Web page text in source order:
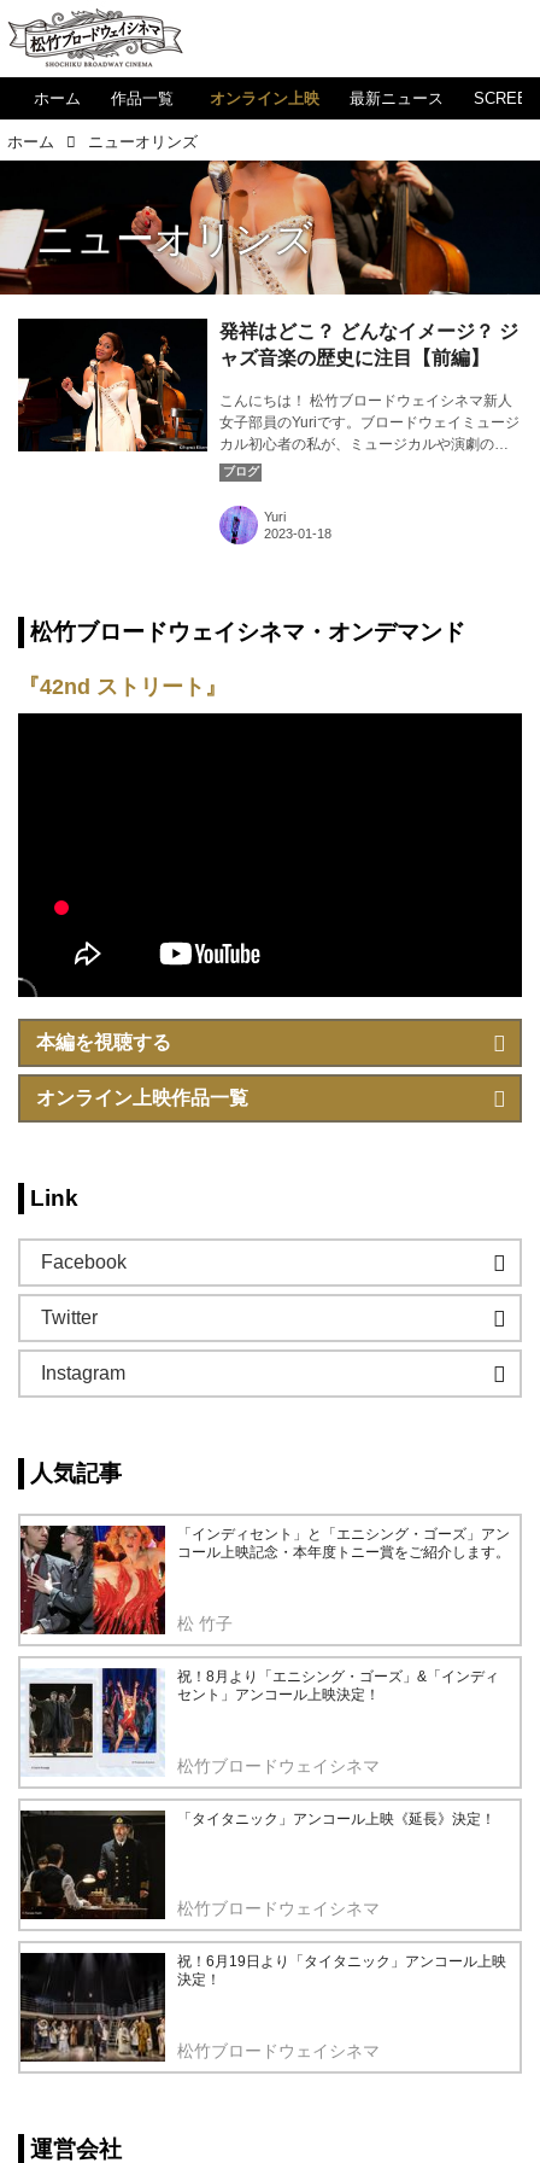
ホーム 作品一覧 オンライン上映 最新ニュース
ホーム ニューオリンズ
ニューオリンズ
発祥はどこ？ どんなイメージ？ ジ
ャズ音楽の歴史に注目【前編】
こんにちは！ 松竹ブロードウェイシネマ新人
女子部員のYuriです。ブロードウェイミュージ
カル初心者の私が、ミュージカルや演劇の素
晴らしさについて気ままに発信！ 今回は、ジ
ます。カバー画像：『ビリー・ホリデイ物語
Lady Day at Emerson's Bar & Grill』より
Yuri
松竹ブロードウェイシネマ・オンデマンド
『42nd ストリート』
本編を視聴する
オンライン上映作品一覧
Link
Facebook
Twitter
Instagram
人気記事
「インディセント」と「エニシング・ゴーズ」アン
コール上映記念・本年度トニー賞をご紹介します。
松 竹子
祝！8月より「エニシング・ゴーズ」&「インディ
セント」アンコール上映決定！
松竹ブロードウェイシネマ
「タイタニック」アンコール上映《延長》決定！
松竹ブロードウェイシネマ
祝！6月19日より「タイタニック」アンコール上映
決定！
松竹ブロードウェイシネマ
運営会社